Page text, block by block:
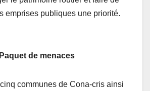
emprises publiques une priorité.
Paquet de menaces
communes de Cona-cris ainsi